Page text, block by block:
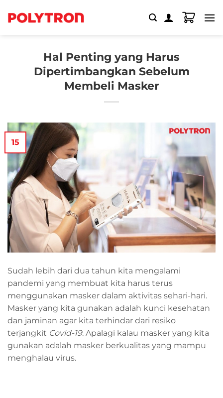
Hal Penting yang Harus
Dipertimbangkan Sebelum
Membeli Masker
15
Sudah lebih dari dua tahun kita mengalami
pandemi yang membuat kita harus terus
menggunakan masker dalam aktivitas sehari-hari.
Masker yang kita gunakan adalah kunci kesehatan
dan jaminan agar kita terhindar dari resiko
terjangkit Covid-19. Apalagi kalau masker yang kita
gunakan adalah masker berkualitas yang mampu
menghalau virus.